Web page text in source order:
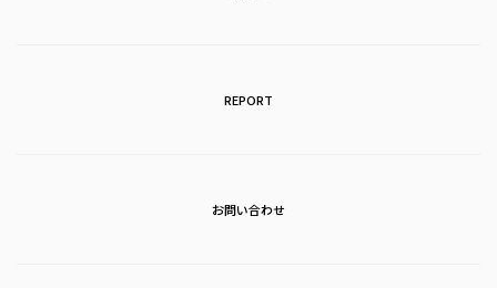
REPORT
お問い合わせ